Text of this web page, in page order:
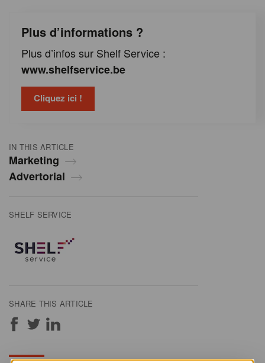
IN THIS ARTICLE
Marketing
Advertorial
SHELF SERVICE
SHARE THIS ARTICLE
Plus d’informations ?
Plus d’infos sur Shelf Service :
www.shelfservice.be
Cliquez ici !